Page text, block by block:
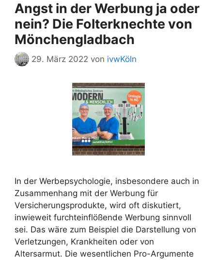
Angst in der Werbung ja oder
nein? Die Folterknechte von
Mönchengladbach
29. März 2022 von ivwKöln
In der Werbepsychologie, insbesondere auch in
Zusammenhang mit der Werbung für
Versicherungsprodukte, wird oft diskutiert,
inwieweit furchteinflößende Werbung sinnvoll
sei. Das wäre zum Beispiel die Darstellung von
Verletzungen, Krankheiten oder von
Altersarmut. Die wesentlichen Pro-Argumente